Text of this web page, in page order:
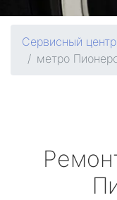
Сервисный
метро